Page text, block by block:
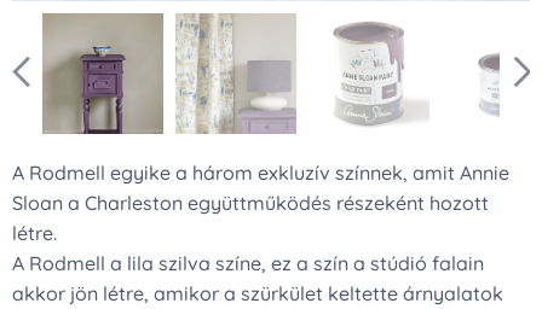
A Rodmell egyike a három exkluzív színnek, amit Annie
Sloan a Charleston együttműködés részeként hozott
létre.
A Rodmell a lila szilva színe, ez a szín a stúdió falain
akkor jön létre, amikor a szürkület keltette árnyalatok